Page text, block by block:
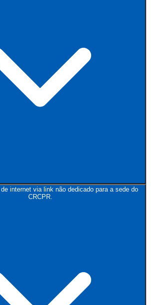
internet via link não dedicado para a sede do
CRCPR.